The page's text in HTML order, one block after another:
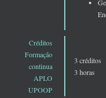
Créditos
Formação
continua
APLO
UPOOP
3 créditos
3 horas